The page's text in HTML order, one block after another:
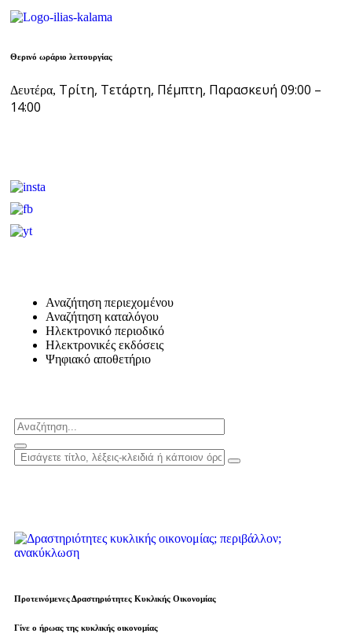
Θερινό ωράριο λειτουργίας
Δευτέρα, Τρίτη, Τετάρτη, Πέμπτη, Παρασκευή 09:00 –
14:00
Αναζήτηση περιεχομένου
Αναζήτηση καταλόγου
Ηλεκτρονικό περιοδικό
Ηλεκτρονικές εκδόσεις
Ψηφιακό αποθετήριο
Προτεινόμενες Δραστηριότητες Κυκλικής Οικονομίας
Γίνε ο ήρωας της κυκλικής οικονομίας